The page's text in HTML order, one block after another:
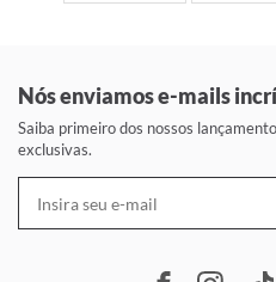
Nós enviamos e-mails
Saiba primeiro dos nossos
exclusivas.